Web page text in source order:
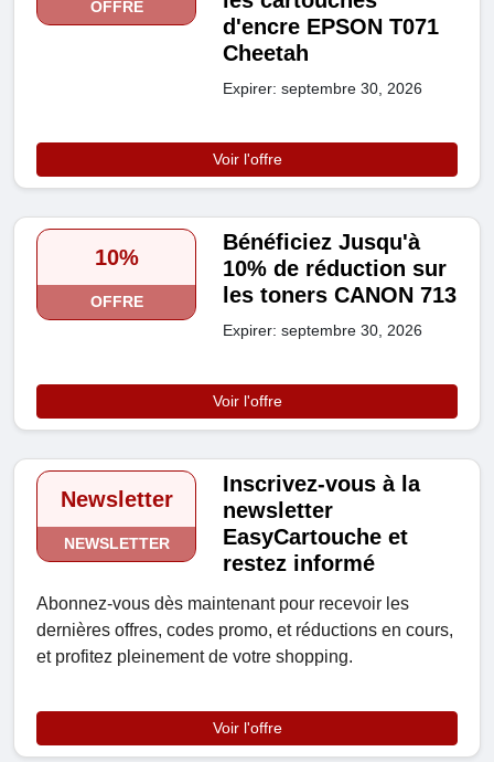
OFFRE
d'encre EPSON T071
Cheetah
Expirer: septembre 30, 2026
Voir l'offre
10%
OFFRE
Bénéficiez Jusqu'à
10% de réduction sur
les toners CANON 713
Expirer: septembre 30, 2026
Voir l'offre
Newsletter
NEWSLETTER
Inscrivez-vous à la
newsletter
EasyCartouche et
restez informé
Abonnez-vous dès maintenant pour recevoir les
dernières offres, codes promo, et réductions en cours,
et profitez pleinement de votre shopping.
Voir l'offre